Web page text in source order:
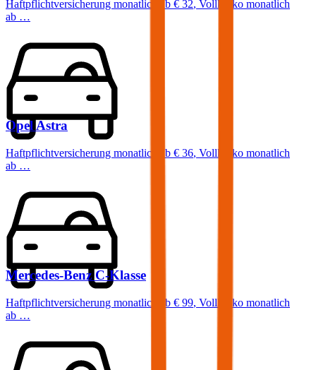
Haftpflichtversicherung monatlich ab € 32, Vollkasko monatlich
ab …
OpelAstra
Haftpflichtversicherung monatlich ab € 36, Vollkasko monatlich
ab …
Mercedes-Benz C-Klasse
Haftpflichtversicherung monatlich ab € 99, Vollkasko monatlich
ab …